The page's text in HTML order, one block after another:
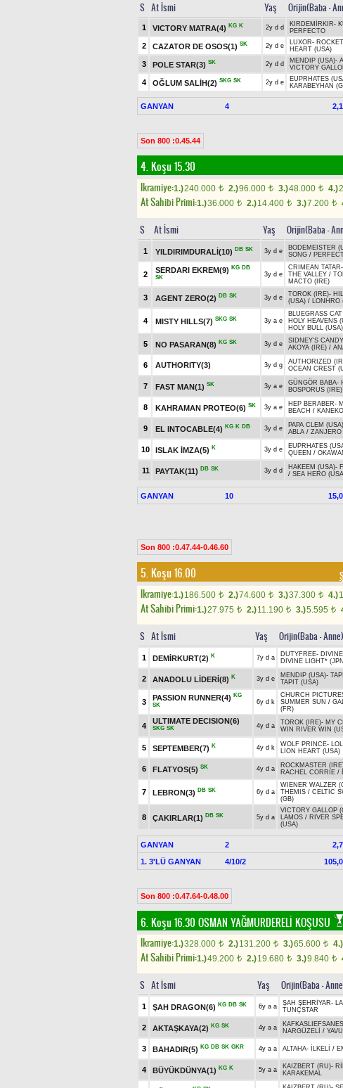
S At İsmi Yaş Orijin(Baba -
1 VICTORY MATRA(4) KG K 2y d d KIRDEMİRKIR-
PERFECTO
2 CAZATOR DE OSOS(1) SK 2y d e LUXOR-
HEART (USA)
3 POLE STAR(3) SK 2y d d MENDIP (USA)-
VICTORY
4 OĞLUM SALİH(2) SKG SK 2y d e EUPRHATES
KARABEYHAN
GANYAN 4
Son 800 :0.45.44
4. Koşu 15.30
Ikramiye:1.)240.000 t 2.)96.000 t 3.)48.000 t 4.)
At Sahibi Primi:1.)36.000 t 2.)14.400 t 3.)7.200 t
S At İsmi Yaş Orijin(Baba -
1 YILDIRIMDURALİ(10) DB SK 3y d e BODEMEISTER
SONG /
2
SERDARI EKREM(9) KG DB
SK
3y d e
CRIMEAN TATAR-
THE VALLEY /
MACTO (IRE)
3 AGENT ZERO(2) DB SK 3y d e TOROK (IRE)-
(USA) / LONHRO
4 MISTY HILLS(7) SKG SK 3y a e
BLUEGRASS
HOLY HEAVENS
HOLY BULL (USA)
5 NO PASARAN(8) KG SK 3y d e SIDNEY'S
AKOYA (IRE) /
6 AUTHORITY(3) 3y d g AUTHORIZED
OCEAN CREST
7 FAST MAN(1) SK 3y a e GÜNGÖR BABA-
BOSPORUS (IRE)
8 KAHRAMAN PROTEO(6) SK 3y a e HEP BERABER-
BEACH / KANEKO
9
EL INTOCABLE(4) KG K DB 3y d e PAPA CLEM (USA)
ABLA / ZANJERO
10 ISLAK İMZA(5) K 3y d e EUPRHATES
QUEEN /
11 PAYTAK(11) DB SK 3y d d HAKEEM (USA)-
/ SEA HERO
GANYAN 10
Son 800 :0.47.44-0.46.60
5. Koşu 16.00
Ikramiye:1.)186.500 t 2.)74.600 t 3.)37.300 t 4.)
At Sahibi Primi:1.)27.975 t 2.)11.190 t 3.)5.595 t
S At İsmi Yaş Orijin(Baba - Anne)
1 DEMİRKURT(2) K 7y d a DUTYFREE-
DIVINE LIGHT*
2 ANADOLU LİDERİ(8) K 3y d e MENDIP (USA)-
TAPIT (USA)
3
PASSION RUNNER(4) KG
SK
6y d k
CHURCH
SUMMER SUN /
(FR)
4
ULTIMATE DECISION(6)
SKG SK 4y d a TOROK (IRE)- MY
WIN RIVER WIN
5 SEPTEMBER(7) K 4y d k WOLF PRINCE-
LION HEART (USA)
6 FLATYOS(5) SK 4y d a ROCKMASTER
RACHEL CORRIE /
7 LEBRON(3) DB SK 6y d a
WIENER WALZER
THEMIS / CELTIC
(GB)
8 ÇAKIRLAR(1) DB SK 5y d a
VICTORY GALLOP
LAMOS / RIVER
(USA)
GANYAN 2
1. 3'LÜ GANYAN
4/10/2
Son 800 :0.47.64-0.48.00
6. Koşu 16.30 OSMAN YAĞMURDERELİ KOŞUSU
Ikramiye:1.)328.000 t 2.)131.200 t 3.)65.600 t 4.)
At Sahibi Primi:1.)49.200 t 2.)19.680 t 3.)9.840 t
S At İsmi Yaş Orijin(Baba -
1 ŞAH DRAGON(6) KG DB SK 6y a a ŞAH ŞEHRİYAR-
TUNÇSTAR
2 AKTAŞKAYA(2) KG SK 4y a a KAFKASLIEFSANESİ
NARGÜZELİ /
3 BAHADIR(5) KG DB SK GKR 4y a a ALTAHA- İLKELİ /
4 BÜYÜKDÜNYA(1) KG K 5y a a KAIZBERT (RU)-
KARAKEMAL